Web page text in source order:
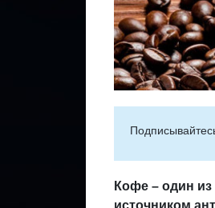
Кофе – один
источником